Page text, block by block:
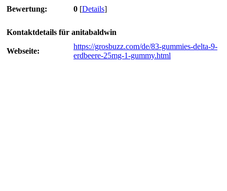
Bewertung: 0 [Details]
Kontaktdetails für anitabaldwin
Webseite:
https://grosbuzz.com/de/83-gummies-delta-9-
erdbeere-25mg-1-gummy.html